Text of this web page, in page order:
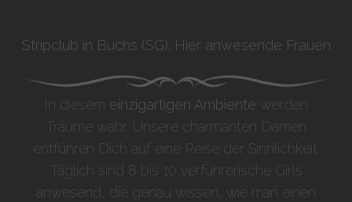
Stripclub in Buchs (SG): Hier anwesende Frauen
In diesem einzigartigen Ambiente werden
Träume wahr. Unsere charmanten Damen
entführen Dich auf eine Reise der Sinnlichkeit.
Täglich sind 8 bis 10 verführerische Girls
anwesend, die genau wissen, wie man einen